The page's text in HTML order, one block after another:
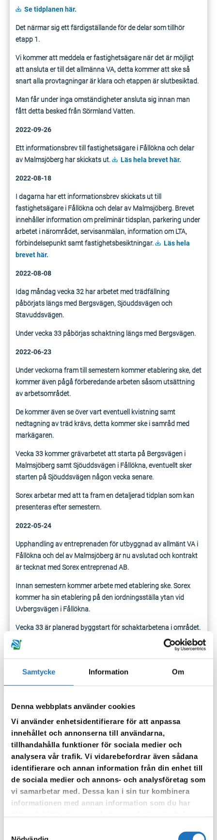
Samtycke Information Om
Denna webbplats använder cookies
Vi använder enhetsidentifierare för att anpassa
innehållet och annonserna till användarna,
tillhandahålla funktioner för sociala medier och
analysera vår trafik. Vi vidarebefordrar även sådana
identifierare och annan information från din enhet till
de sociala medier och annons- och analysföretag som
vi samarbetar med. Dessa kan i sin tur kombinera
informationen med annan information som du har
Se tidplanen här.
Det närmar sig ett färdigställande för de delar som tillhör
etapp 1.
Vi kommer att meddela er fastighetsägare när det är möjligt
att ansluta er till det allmänna VA, detta kommer att ske så
snart alla provtagningar är klara och etappen är slutbesiktad.
Man får under inga omständigheter ansluta sig innan man
fått detta besked från Sörmland Vatten.
2022-09-26
Ett informationsbrev till fastighetsägare i Fållökna och delar
av Malmsjöberg har skickats ut.
Läs hela brevet här.
2022-08-18
I dagarna har ett informationsbrev skickats ut till
fastighetsägare i Fållökna och delar av Malmsjöberg. Brevet
innehåller information om preliminär tidsplan, parkering under
arbetet i närområdet, servisanmälan, information om LTA,
förbindelsepunkt samt fastighetsbesiktningar.
Läs hela
brevet här.
2022-08-08
Idag måndag vecka 32 har arbetet med trädfällning
påbörjats längs med Bergsvägen, Sjöuddsvägen och
Stavuddsvägen.
Under vecka 33 påbörjas schaktning längs med Bergsvägen.
2022-06-23
Under veckorna fram till semestern kommer etablering ske, det
kommer även pågå förberedande arbeten såsom utsättning
av arbetsområdet.
De kommer även se över vart eventuell kvistning samt
nedtagning av träd krävs, detta kommer ske i samråd med
markägaren.
Vecka 33 kommer grävarbetet att starta på Bergsvägen i
Malmsjöberg samt Sjöuddsvägen i Fållökna, eventuellt sker
starten på Sjöuddsvägen någon vecka senare.
Sorex arbetar med att ta fram en detaljerad tidplan som kan
presenteras efter semestern.
2022-05-24
Upphandling av entreprenaden för utbyggnad av allmänt VA i
Fållökna och del av Malmsjöberg är nu avslutad och kontrakt
är tecknat med Sorex entreprenad AB.
Innan semestern kommer arbete med etablering ske. Sorex
kommer ha sin etablering på den iordningsställa ytan vid
Uvbergsvägen i Fållökna.
Vecka 33 är planerad byggstart för schaktarbetena i området.
Som vi tidigare informerat om kommer arbetet starta i de delar
som ingår i Malmsjöbergs vattenförening, Bergsvägen och
Strandvägen. Denna etapp planeras tas i drift vid årsskiftet
färdigställd till sommaren 2023. Vi återkommer med
entreprenören påbörjar arbetet.
Vi kommer inte kalla till något nytt informationsmöte inför
byggstart. Den information ni fick vid tidigare möte gäller
fortfarande förutom att vi nu har Sorex som entreprenör i
övrigt har vi samma organisation i projektet. Vi återkommer
med kontaktuppgifter till entreprenören.